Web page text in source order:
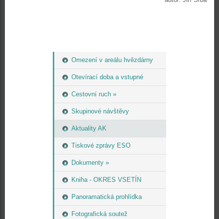
Omezení v areálu hvězdárny
Otevírací doba a vstupné
Cestovní ruch »
Skupinové návštěvy
Aktuality AK
Tiskové zprávy ESO
Dokumenty »
Kniha - OKRES VSETÍN
Panoramatická prohlídka
Fotografická soutež